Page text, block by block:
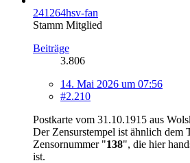
241264hsv-fan
Stamm Mitglied
Beiträge
3.806
14. Mai 2026 um 07:56
#2.210
Postkarte vom 31.10.1915 aus
Der Zensurstempel ist ähnlich dem
Zensornummer "138", die hier
ist.